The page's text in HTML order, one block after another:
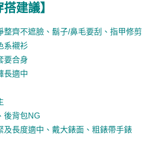
建議】
整齊不遮臉、鬍子/鼻毛要刮、指甲修剪
系襯衫
要合身
長適中
後背包NG
及長度適中、戴大錶面、粗錶帶手錶